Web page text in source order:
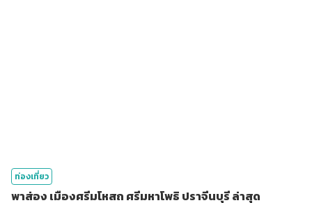
ท่องเที่ยว
พาส่อง เมืองศรีมโหสถ ศรีมหาโพธิ ปราจีนบุรี ล่าสุด